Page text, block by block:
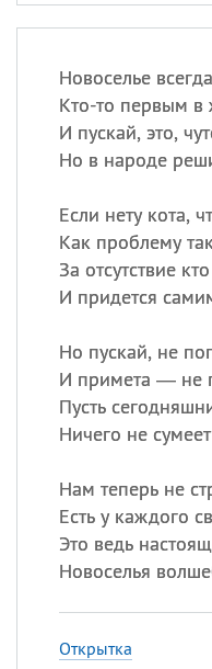
Новоселье
Кто-то первым в
И пускай, это,
Но в народе
Если нету кота,
Как проблему
За отсутствие
И придется
Но пускай, не
И примета — не
Пусть
Ничего не
Нам теперь не
Есть у каждого
Это ведь
Новоселья
Открытка